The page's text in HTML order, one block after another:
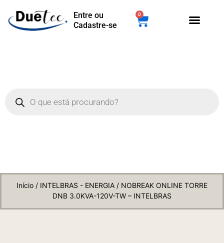
Entre ou
Cadastre-se
0
Início / INTELBRAS - ENERGIA / NOBREAK ONLINE TORRE
DNB 3.0KVA-120V-TW – INTELBRAS